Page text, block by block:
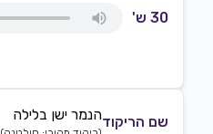
30 ש'
שם הריקודהנמר ישן בלילה